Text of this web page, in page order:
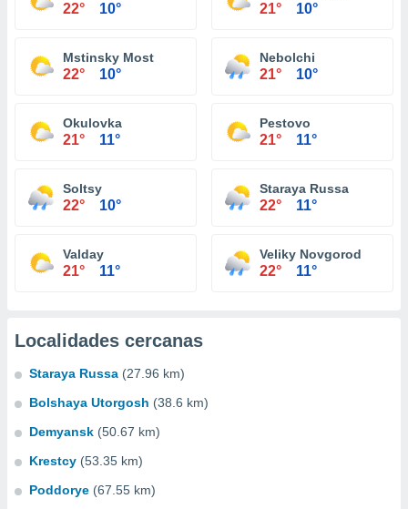
22° 10° 21° 10°
Mstinsky Most
22° 10°
Nebolchi
21° 10°
Okulovka
21° 11°
Pestovo
21° 11°
Soltsy
22° 10°
Staraya Russa
22° 11°
Valday
21° 11°
Veliky Novgorod
22° 11°
Localidades cercanas
Staraya Russa (27.96 km)
Bolshaya Utorgosh (38.6 km)
Demyansk (50.67 km)
Krestcy (53.35 km)
Poddorye (67.55 km)